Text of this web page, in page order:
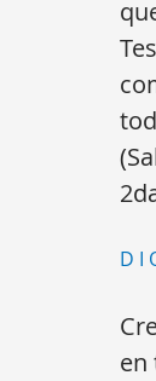
en